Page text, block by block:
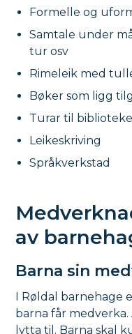
Formelle og
Samtale under
tur osv
Rimeleik med
Bøker som ligg
Turar til
Leikeskriving
Språkverkstad
av
Barna sin
I Røldal barnehage
barna får
lytta til. Barna skal